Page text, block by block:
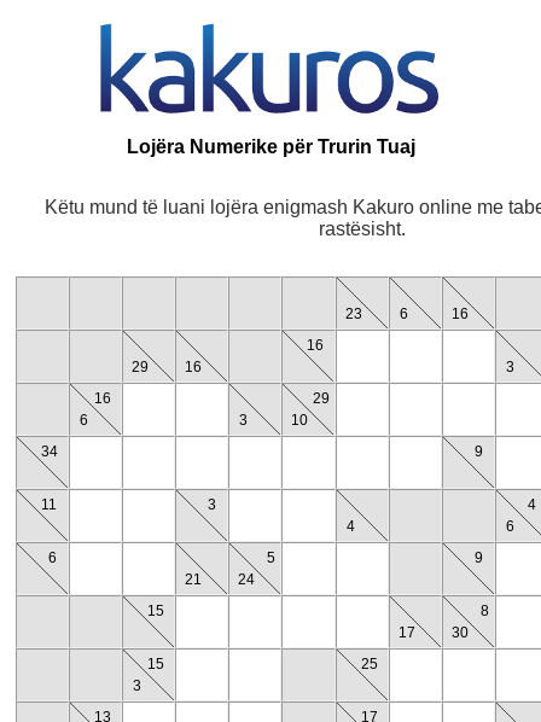
Lojëra Numerike për Trurin Tuaj
Këtu mund të luani lojëra enigmash Kakuro online me
rastësisht.
23 6 16
29 16
16
3
16
6
3
29
10
34
9
11
3
4
4
6
6
21
5
24
9
15
17
8
30
15
3
25
13
17